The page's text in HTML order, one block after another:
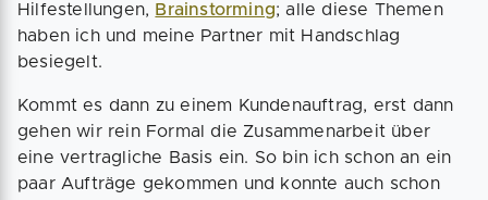
Hilfestellungen, Brainstorming; alle diese Themen
haben ich und meine Partner mit Handschlag
besiegelt.
Kommt es dann zu einem Kundenauftrag, erst dann
gehen wir rein Formal die Zusammenarbeit über
eine vertragliche Basis ein. So bin ich schon an ein
paar Aufträge gekommen und konnte auch schon